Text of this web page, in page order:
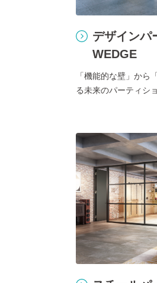
デザインパ
WEDGE
「機能的な壁」から
る未来のパーティショ